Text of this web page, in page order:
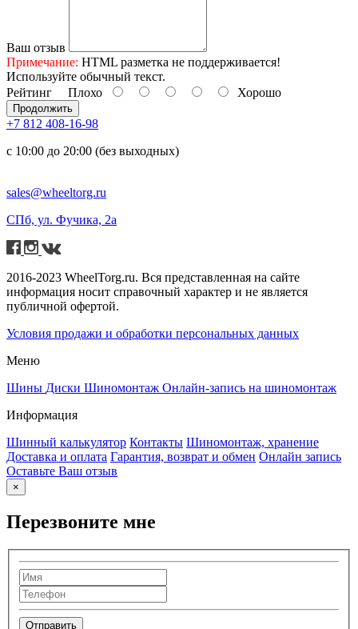
Ваш отзыв
Примечание: HTML разметка не поддерживается!
Используйте обычный текст.
Рейтинг Плохо Хорошо
Продолжить
+7 812 408-16-98
с 10:00 до 20:00 (без выходных)
sales@wheeltorg.ru
СПб, ул. Фучика, 2а
2016-2023 WheelTorg.ru. Вся представленная на сайте
информация носит справочный характер и не является
публичной офертой.
Условия продажи и обработки персональных данных
Меню
Шины Диски Шиномонтаж Онлайн-запись на шиномонтаж
Информация
Шинный калькулятор Контакты Шиномонтаж, хранение
Доставка и оплата Гарантия, возврат и обмен Онлайн запись
Оставьте Ваш отзыв
×
Перезвоните мне
Отправить